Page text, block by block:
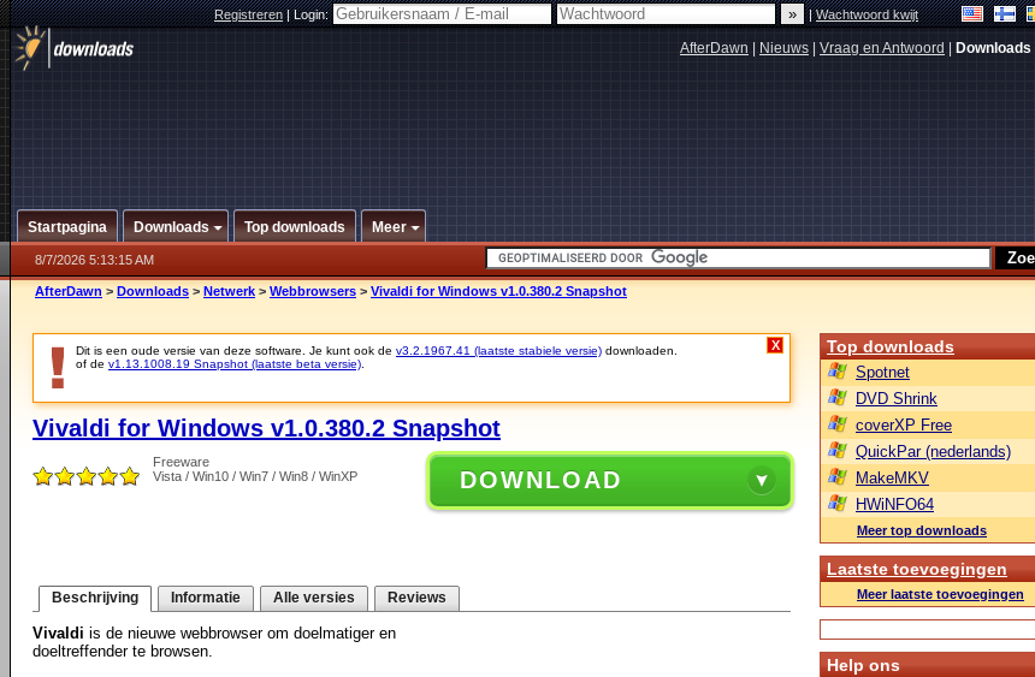
Registreren|Login: |Wachtwoord kwijt
AfterDawn Nieuws Vraag en Antwoord Downloads
Startpagina Downloads Top downloads Meer
8/7/2026 5:13:15 AM
AfterDawn > Downloads > Netwerk > Webbrowsers > Vivaldi for Windows v1.0.380.2 Snapshot
Dit is een oude versie van deze software. Je kunt ook de v3.2.1967.41 (laatste stabiele versie) downloaden.
of de v1.13.1008.19 Snapshot (laatste beta versie)
X
Vivaldi for Windows v1.0.380.2 Snapshot
Freeware
Vista / Win10 / Win7 / Win8 / WinXP
DOWNLOAD
Beschrijving Informatie Alle versies Reviews
Vivaldi is de nieuwe webbrowser om doelmatiger en
doeltreffender te browsen.
Top downloads
Spotnet
DVD Shrink
coverXP Free
QuickPar (nederlands)
MakeMKV
HWiNFO64
Meer top downloads
Laatste toevoegingen
Meer laatste toevoegingen
Help ons